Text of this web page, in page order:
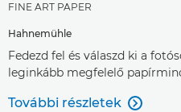
FINE ART PAPER
Hahnemühle
Fedezd fel és válaszd ki a
leginkább megfelelő
További részletek 